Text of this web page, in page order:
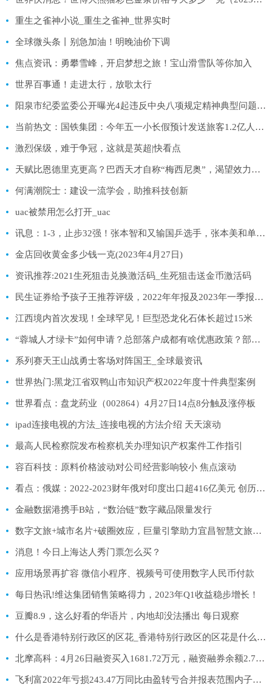
重生之雀神小说_重生之雀神_世界实时
全球微头条丨别急加油！明晚油价下调
焦点资讯：勇攀雪峰，开启梦想之旅！宝山滑雪队等你加入
世界百事通！走进太行，放歌太行
阳泉市纪委监委公开曝光4起违反中央八项规定精神典型问题 实时焦点
当前热文：国铁集团：今年五一小长假预计发送旅客1.2亿人次 超历史同期最高水平
激烈保级，难于争冠，这就是英超|快看点
天赋比恩德里克更高？巴西天才自称“梅西尼奥”，渴望效力巴萨 全球时快讯
何满潮院士：建设一流学会，助推科技创新
uac被禁用怎么打开_uac
讯息：1-3，止步32强！张本智和又输国乒选手，张本美和单局11-2，3-0进16强
金店回收黄金多少钱一克(2023年4月27日)
资讯推荐:2021生死狙击兑换激活码_生死狙击送金币激活码
民生证券给予孩子王推荐评级，2022年年报及2023年一季报点评：23Q1利润端修复明显，看好全年业绩增长|焦点速递
江西境内首次发现！全球罕见！巨型恐龙化石体长超过15米
“蓉城人才绿卡”如何申请？总部落户成都有啥优惠政策？部门回应
系列赛天王山战勇士客场对阵国王_全球最资讯
世界热门:黑龙江省双鸭山市知识产权2022年度十件典型案例
世界看点：盘龙药业（002864）4月27日14点8分触及涨停板
ipad连接电视的方法_连接电视的方法介绍 天天滚动
最高人民检察院发布检察机关办理知识产权案件工作指引
容百科技：原料价格波动对公司经营影响较小 焦点滚动
看点：俄媒：2022-2023财年俄对印度出口超416亿美元 创历史新高
金融数据港携手B站，“数治链”数字藏品限量发行
数字文旅+城市名片+破圈效应，巨量引擎助力宜昌智慧文旅产业升级
消息！今日上海达人秀门票怎么买？
应用场景再扩容 微信小程序、视频号可使用数字人民币付款
每日热讯!维达集团销售策略得力，2023年Q1收益稳步增长！
豆瓣8.9，这么好看的华语片，内地却没法播出 每日观察
什么是香港特别行政区的区花_香港特别行政区的区花是什么花 环球今亮点
北摩高科：4月26日融资买入1681.72万元，融资融券余额2.75亿元
飞利富2022年亏损243.47万同比由盈转亏合并报表范围内子公司数量减少 世界今亮点